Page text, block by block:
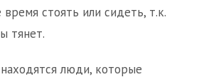
стоять или сидеть, т.к.
тянет.
люди, которые